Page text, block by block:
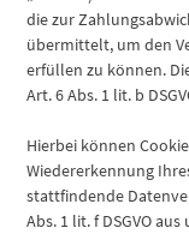
die zur
übermittelt, um den
erfüllen zu können.
Art. 6 Abs. 1 lit. b
Hierbei können
Wiedererkennung
stattfindende
Abs. 1 lit. f DSGVO